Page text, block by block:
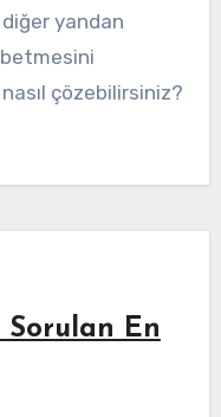
yandan
çözebilirsiniz?
Sorulan En